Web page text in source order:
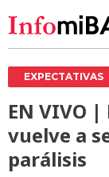
EXPECTATIVAS
EN VIVO |
vuelve a
parálisis